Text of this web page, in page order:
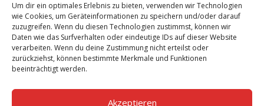
Um dir ein optimales Erlebnis zu bieten, verwenden wir Technologien
wie Cookies, um Geräteinformationen zu speichern und/oder darauf
zuzugreifen. Wenn du diesen Technologien zustimmst, können wir
Daten wie das Surfverhalten oder eindeutige IDs auf dieser Website
verarbeiten. Wenn du deine Zustimmung nicht erteilst oder
zurückziehst, können bestimmte Merkmale und Funktionen
beeinträchtigt werden.
Akzeptieren
Bleiben Sie auf dem Laufenden über unsere sich ständig
weiterentwickelnden Produkteigenschaften und Technologien.
Geben Sie Ihre E-Mail-Adresse ein und abonnieren Sie unseren
Newsletter.